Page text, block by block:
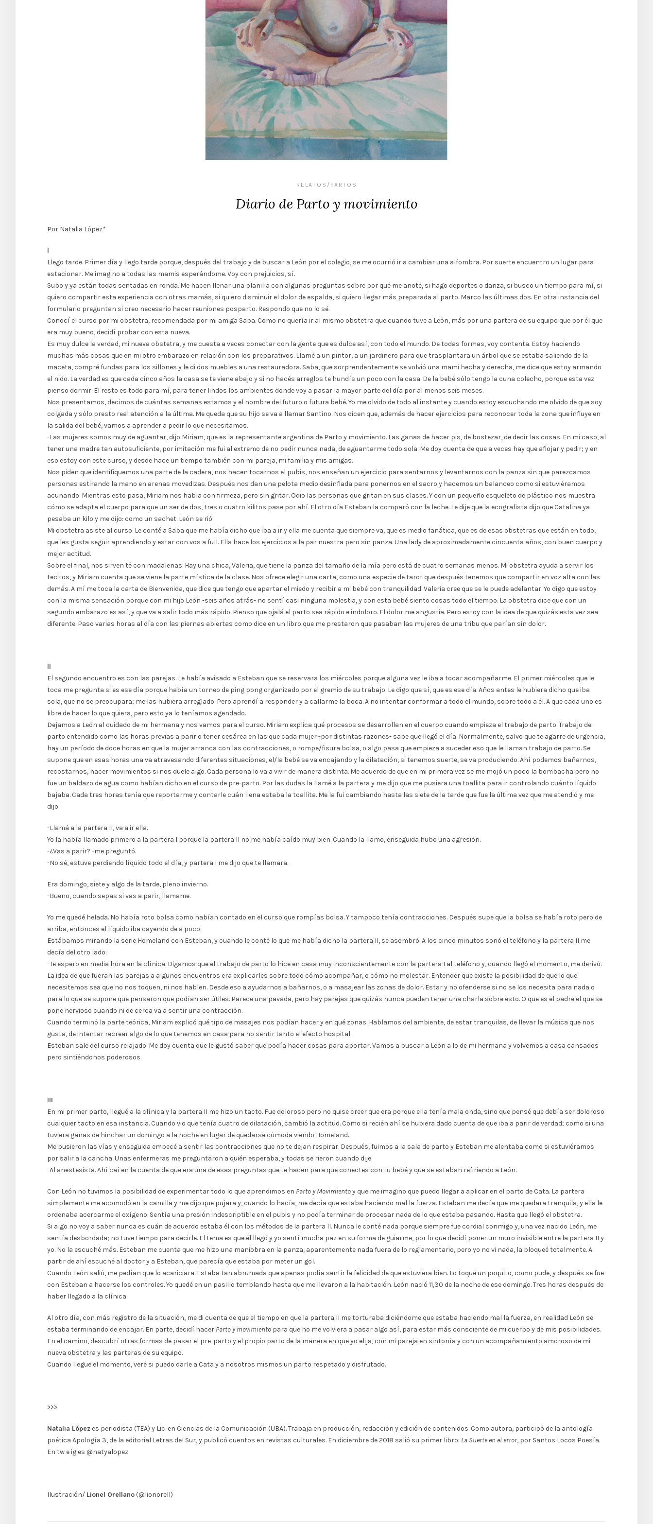
RELATOS/PARTOS
Diario de Parto y movimiento
Por Natalia López*
I
Llego tarde. Primer día y llego tarde porque, después del trabajo y de buscar a León por el colegio, se me ocurrió ir a cambiar una alfombra. Por suerte encuentro un lugar para
estacionar. Me imagino a todas las mamis esperándome. Voy con prejuicios, sí.
Subo y ya están todas sentadas en ronda. Me hacen llenar una planilla con algunas preguntas sobre por qué me anoté, si hago deportes o danza, si busco un tiempo para mí, si
quiero compartir esta experiencia con otras mamás, si quiero disminuir el dolor de espalda, si quiero llegar más preparada al parto. Marco las últimas dos. En otra instancia del
formulario preguntan si creo necesario hacer reuniones posparto. Respondo que no lo sé.
Conocí el curso por mi obstetra, recomendada por mi amiga Saba. Como no quería ir al mismo obstetra que cuando tuve a León, más por una partera de su equipo que por él que
era muy bueno, decidí probar con esta nueva.
Es muy dulce la verdad, mi nueva obstetra, y me cuesta a veces conectar con la gente que es dulce así, con todo el mundo. De todas formas, voy contenta. Estoy haciendo
muchas más cosas que en mi otro embarazo en relación con los preparativos. Llamé a un pintor, a un jardinero para que trasplantara un árbol que se estaba saliendo de la
maceta, compré fundas para los sillones y le di dos muebles a una restauradora. Saba, que sorprendentemente se volvió una mami hecha y derecha, me dice que estoy armando
el nido. La verdad es que cada cinco años la casa se te viene abajo y si no hacés arreglos te hundís un poco con la casa. De la bebé sólo tengo la cuna colecho, porque esta vez
pienso dormir. El resto es todo para mí, para tener lindos los ambientes donde voy a pasar la mayor parte del día por al menos seis meses.
Nos presentamos, decimos de cuántas semanas estamos y el nombre del futuro o futura bebé. Yo me olvido de todo al instante y cuando estoy escuchando me olvido de que soy
colgada y sólo presto real atención a la última. Me queda que su hijo se va a llamar Santino. Nos dicen que, además de hacer ejercicios para reconocer toda la zona que influye en
la salida del bebé, vamos a aprender a pedir lo que necesitamos.
-Las mujeres somos muy de aguantar, dijo Miriam, que es la representante argentina de Parto y movimiento. Las ganas de hacer pis, de bostezar, de decir las cosas. En mi caso, al
tener una madre tan autosuficiente, por imitación me fui al extremo de no pedir nunca nada, de aguantarme todo sola. Me doy cuenta de que a veces hay que aflojar y pedir; y en
eso estoy con este curso, y desde hace un tiempo también con mi pareja, mi familia y mis amigas.
Nos piden que identifiquemos una parte de la cadera, nos hacen tocarnos el pubis, nos enseñan un ejercicio para sentarnos y levantarnos con la panza sin que parezcamos
personas estirando la mano en arenas movedizas. Después nos dan una pelota medio desinflada para ponernos en el sacro y hacemos un balanceo como si estuviéramos
acunando. Mientras esto pasa, Miriam nos habla con firmeza, pero sin gritar. Odio las personas que gritan en sus clases. Y con un pequeño esqueleto de plástico nos muestra
cómo se adapta el cuerpo para que un ser de dos, tres o cuatro kilitos pase por ahí. El otro día Esteban la comparó con la leche. Le dije que la ecografista dijo que Catalina ya
pesaba un kilo y me dijo: como un sachet. León se rió.
Mi obstetra asiste al curso. Le conté a Saba que me había dicho que iba a ir y ella me cuenta que siempre va, que es medio fanática, que es de esas obstetras que están en todo,
que les gusta seguir aprendiendo y estar con vos a full. Ella hace los ejercicios a la par nuestra pero sin panza. Una lady de aproximadamente cincuenta años, con buen cuerpo y
mejor actitud.
Sobre el final, nos sirven té con madalenas. Hay una chica, Valeria, que tiene la panza del tamaño de la mía pero está de cuatro semanas menos. Mi obstetra ayuda a servir los
tecitos, y Miriam cuenta que se viene la parte mística de la clase. Nos ofrece elegir una carta, como una especie de tarot que después tenemos que compartir en voz alta con las
demás. A mí me toca la carta de Bienvenida, que dice que tengo que apartar el miedo y recibir a mi bebé con tranquilidad. Valeria cree que se le puede adelantar. Yo digo que estoy
con la misma sensación porque con mi hijo León -seis años atrás- no sentí casi ninguna molestia, y con esta bebé siento cosas todo el tiempo. La obstetra dice que con un
segundo embarazo es así, y que va a salir todo más rápido. Pienso que ojalá el parto sea rápido e indoloro. El dolor me angustia. Pero estoy con la idea de que quizás esta vez sea
diferente. Paso varias horas al día con las piernas abiertas como dice en un libro que me prestaron que pasaban las mujeres de una tribu que parían sin dolor.
II
El segundo encuentro es con las parejas. Le había avisado a Esteban que se reservara los miércoles porque alguna vez le iba a tocar acompañarme. El primer miércoles que le
toca me pregunta si es ese día porque había un torneo de ping pong organizado por el gremio de su trabajo. Le digo que sí, que es ese día. Años antes le hubiera dicho que iba
sola, que no se preocupara; me las hubiera arreglado. Pero aprendí a responder y a callarme la boca. A no intentar conformar a todo el mundo, sobre todo a él. A que cada uno es
libre de hacer lo que quiera, pero esto ya lo teníamos agendado.
Dejamos a León al cuidado de mi hermana y nos vamos para el curso. Miriam explica qué procesos se desarrollan en el cuerpo cuando empieza el trabajo de parto. Trabajo de
parto entendido como las horas previas a parir o tener cesárea en las que cada mujer -por distintas razones- sabe que llegó el día. Normalmente, salvo que te agarre de urgencia,
hay un período de doce horas en que la mujer arranca con las contracciones, o rompe/fisura bolsa, o algo pasa que empieza a suceder eso que le llaman trabajo de parto. Se
supone que en esas horas una va atravesando diferentes situaciones, el/la bebé se va encajando y la dilatación, si tenemos suerte, se va produciendo. Ahí podemos bañarnos,
recostarnos, hacer movimientos si nos duele algo. Cada persona lo va a vivir de manera distinta. Me acuerdo de que en mi primera vez se me mojó un poco la bombacha pero no
fue un baldazo de agua como habían dicho en el curso de pre-parto. Por las dudas la llamé a la partera y me dijo que me pusiera una toallita para ir controlando cuánto líquido
bajaba. Cada tres horas tenía que reportarme y contarle cuán llena estaba la toallita. Me la fui cambiando hasta las siete de la tarde que fue la última vez que me atendió y me
dijo:
-Llamá a la partera II, va a ir ella.
Yo la había llamado primero a la partera I porque la partera II no me había caído muy bien. Cuando la llamo, enseguida hubo una agresión.
-¿Vas a parir? -me preguntó.
-No sé, estuve perdiendo líquido todo el día, y partera I me dijo que te llamara.
Era domingo, siete y algo de la tarde, pleno invierno.
-Bueno, cuando sepas si vas a parir, llamame.
Yo me quedé helada. No había roto bolsa como habían contado en el curso que rompías bolsa. Y tampoco tenía contracciones. Después supe que la bolsa se había roto pero de
arriba, entonces el líquido iba cayendo de a poco.
Estábamos mirando la serie Homeland con Esteban, y cuando le conté lo que me había dicho la partera II, se asombró. A los cinco minutos sonó el teléfono y la partera II me
decía del otro lado:
-Te espero en media hora en la clínica. Digamos que el trabajo de parto lo hice en casa muy inconscientemente con la partera I al teléfono y, cuando llegó el momento, me derivó.
La idea de que fueran las parejas a algunos encuentros era explicarles sobre todo cómo acompañar, o cómo no molestar. Entender que existe la posibilidad de que lo que
necesitemos sea que no nos toquen, ni nos hablen. Desde eso a ayudarnos a bañarnos, o a masajear las zonas de dolor. Estar y no ofenderse si no se los necesita para nada o
para lo que se supone que pensaron que podían ser útiles. Parece una pavada, pero hay parejas que quizás nunca pueden tener una charla sobre esto. O que es el padre el que se
pone nervioso cuando ni de cerca va a sentir una contracción.
Cuando terminó la parte teórica, Miriam explicó qué tipo de masajes nos podían hacer y en qué zonas. Hablamos del ambiente, de estar tranquilas, de llevar la música que nos
gusta, de intentar recrear algo de lo que tenemos en casa para no sentir tanto el efecto hospital.
Esteban sale del curso relajado. Me doy cuenta que le gustó saber que podía hacer cosas para aportar. Vamos a buscar a León a lo de mi hermana y volvemos a casa cansados
pero sintiéndonos poderosos.
III
En mi primer parto, llegué a la clínica y la partera II me hizo un tacto. Fue doloroso pero no quise creer que era porque ella tenía mala onda, sino que pensé que debía ser doloroso
cualquier tacto en esa instancia. Cuando vio que tenía cuatro de dilatación, cambió la actitud. Como si recién ahí se hubiera dado cuenta de que iba a parir de verdad; como si una
tuviera ganas de hinchar un domingo a la noche en lugar de quedarse cómoda viendo Homeland.
Me pusieron las vías y enseguida empecé a sentir las contracciones que no te dejan respirar. Después, fuimos a la sala de parto y Esteban me alentaba como si estuviéramos
por salir a la cancha. Unas enfermeras me preguntaron a quién esperaba, y todas se rieron cuando dije:
-Al anestesista. Ahí caí en la cuenta de que era una de esas preguntas que te hacen para que conectes con tu bebé y que se estaban refiriendo a León.
Con León no tuvimos la posibilidad de experimentar todo lo que aprendimos en Parto y Movimientoy que me imagino que puedo llegar a aplicar en el parto de Cata. La partera
simplemente me acomodó en la camilla y me dijo que pujara y, cuando lo hacía, me decía que estaba haciendo mal la fuerza. Esteban me decía que me quedara tranquila, y ella le
ordenaba acercarme el oxígeno. Sentía una presión indescriptible en el pubis y no podía terminar de procesar nada de lo que estaba pasando. Hasta que llegó el obstetra.
Si algo no voy a saber nunca es cuán de acuerdo estaba él con los métodos de la partera II. Nunca le conté nada porque siempre fue cordial conmigo y, una vez nacido León, me
sentía desbordada; no tuve tiempo para decirle. El tema es que él llegó y yo sentí mucha paz en su forma de guiarme, por lo que decidí poner un muro invisible entre la partera II y
yo. No la escuché más. Esteban me cuenta que me hizo una maniobra en la panza, aparentemente nada fuera de lo reglamentario, pero yo no vi nada, la bloqueé totalmente. A
partir de ahí escuché al doctor y a Esteban, que parecía que estaba por meter un gol.
Cuando León salió, me pedían que lo acariciara. Estaba tan abrumada que apenas podía sentir la felicidad de que estuviera bien. Lo toqué un poquito, como pude, y después se fue
con Esteban a hacerse los controles. Yo quedé en un pasillo temblando hasta que me llevaron a la habitación. León nació 11,30 de la noche de ese domingo. Tres horas después de
haber llegado a la clínica.
Al otro día, con más registro de la situación, me di cuenta de que el tiempo en que la partera II me torturaba diciéndome que estaba haciendo mal la fuerza, en realidad León se
estaba terminando de encajar. En parte, decidí hacer Parto y movimiento para que no me volviera a pasar algo así, para estar más consciente de mi cuerpo y de mis posibilidades.
En el camino, descubrí otras formas de pasar el pre-parto y el propio parto de la manera en que yo elija, con mi pareja en sintonía y con un acompañamiento amoroso de mi
nueva obstetra y las parteras de su equipo.
Cuando llegue el momento, veré si puedo darle a Cata y a nosotros mismos un parto respetado y disfrutado.
>>>
Natalia López es periodista (TEA) y Lic. en Ciencias de la Comunicación (UBA). Trabaja en producción, redacción y edición de contenidos. Como autora, participó de la antología
poética Apología 3, de la editorial Letras del Sur, y publicó cuentos en revistas culturales. En diciembre de 2018 salió su primer libro: La Suerte en el error, por Santos Locos Poesía.
En tw e ig es @natyalopez
Ilustración/ Lionel Orellano (@lionorell)